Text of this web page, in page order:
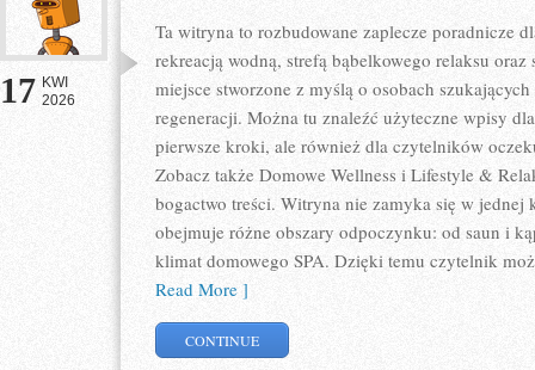
17 KWI
2026
Ta witryna to rozbudowane zaplecze poradnicze
rekreacją wodną, strefą bąbelkowego relaksu
miejsce stworzone z myślą o osobach
regeneracji. Można tu znaleźć użyteczne wpisy
pierwsze kroki, ale również dla czytelników
Zobacz także Domowe Wellness i Lifestyle &
bogactwo treści. Witryna nie zamyka się w jednej
obejmuje różne obszary odpoczynku: od saun i
klimat domowego SPA. Dzięki temu czytelnik
Read More ]
CONTINUE